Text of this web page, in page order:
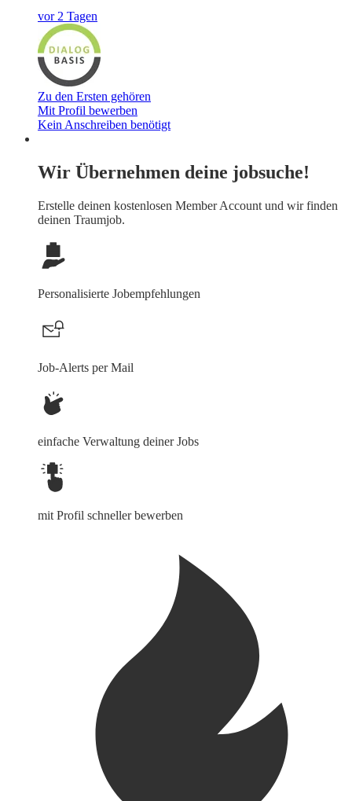
vor 2 Tagen
Zu den Ersten gehören
Mit Profil bewerben
Kein Anschreiben benötigt
Wir Übernehmen deine jobsuche!
Erstelle deinen kostenlosen Member Account und wir finden
deinen Traumjob.
Personalisierte Jobempfehlungen
Job-Alerts per Mail
einfache Verwaltung deiner Jobs
mit Profil schneller bewerben